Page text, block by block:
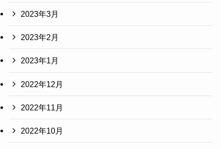
2023年3月
2023年2月
2023年1月
2022年12月
2022年11月
2022年10月